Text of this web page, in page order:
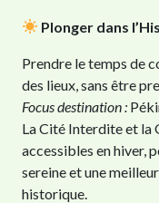
Plonger dans
Prendre le temps de
des lieux, sans être
Focus destination :
La Cité Interdite et la
accessibles en hiver,
sereine et une
historique.